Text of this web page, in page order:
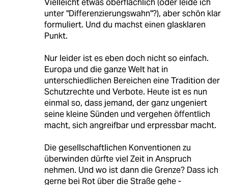
Vielleicht etwas oberflächlich (oder leide ich
unter "Differenzierungswahn"?), aber schön klar
formuliert. Und du machst einen glasklaren
Punkt.
Nur leider ist es eben doch nicht so einfach.
Europa und die ganze Welt hat in
unterschiedlichen Bereichen eine Tradition der
Schutzrechte und Verbote. Heute ist es nun
einmal so, dass jemand, der ganz ungeniert
seine kleine Sünden und vergehen öffentlich
macht, sich angreifbar und erpressbar macht.
Die gesellschaftlichen Konventionen zu
überwinden dürfte viel Zeit in Anspruch
nehmen. Und wo ist dann die Grenze? Dass ich
gerne bei Rot über die Straße gehe -